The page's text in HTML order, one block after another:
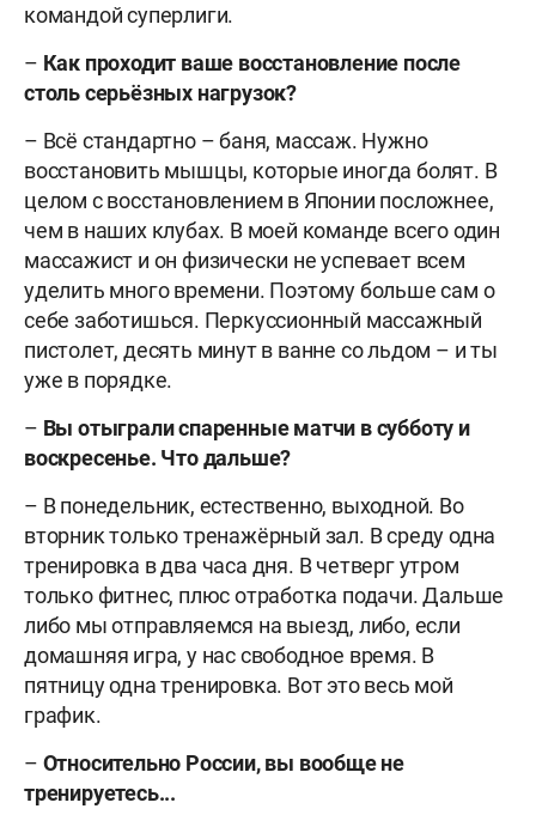
командой суперлиги.
– Как проходит ваше восстановление после
столь серьёзных нагрузок?
– Всё стандартно – баня, массаж. Нужно
восстановить мышцы, которые иногда болят. В
целом с восстановлением в Японии посложнее,
чем в наших клубах. В моей команде всего один
массажист и он физически не успевает всем
уделить много времени. Поэтому больше сам о
себе заботишься. Перкуссионный массажный
пистолет, десять минут в ванне со льдом – и ты
уже в порядке.
– Вы отыграли спаренные матчи в субботу и
воскресенье. Что дальше?
– В понедельник, естественно, выходной. Во
вторник только тренажёрный зал. В среду одна
тренировка в два часа дня. В четверг утром
только фитнес, плюс отработка подачи. Дальше
либо мы отправляемся на выезд, либо, если
домашняя игра, у нас свободное время. В
пятницу одна тренировка. Вот это весь мой
график.
– Относительно России, вы вообще не
тренируетесь...